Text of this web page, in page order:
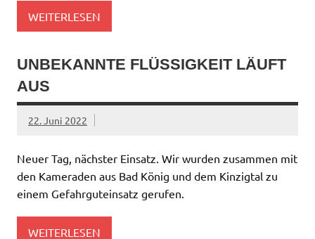
WEITERLESEN
UNBEKANNTE FLÜSSIGKEIT LÄUFT
AUS
22. Juni 2022
Neuer Tag, nächster Einsatz. Wir wurden zusammen mit
den Kameraden aus Bad König und dem Kinzigtal zu
einem Gefahrguteinsatz gerufen.
WEITERLESEN